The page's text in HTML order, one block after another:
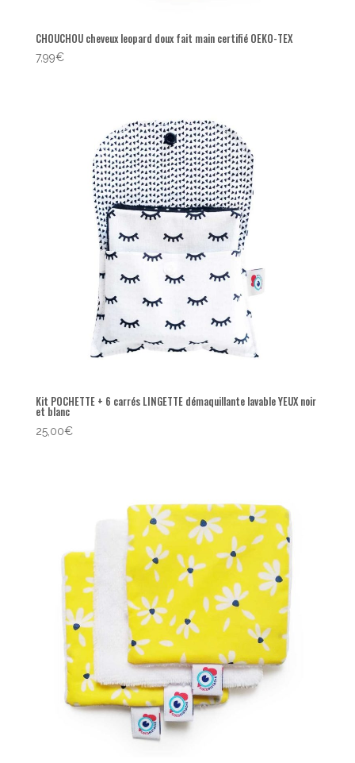
CHOUCHOU cheveux leopard doux fait main certifié OEKO-TEX
7,99€
Kit POCHETTE + 6 carrés LINGETTE démaquillante lavable YEUX noir
et blanc
25,00€